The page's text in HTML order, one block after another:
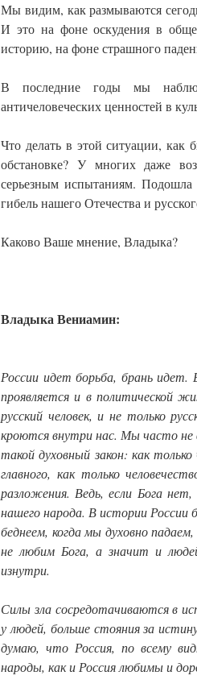
Мы видим, как размываются
И это на фоне оскудения в
историю, на фоне страшного
В последние годы мы
античеловеческих ценностей в
Что делать в этой ситуации, как
обстановке? У многих даже
серьезным испытаниям.
гибель нашего Отечества и
Каково Ваше мнение, Владыка?
Владыка Вениамин:
России идет борьба, брань идет.
проявляется и в политической
русский человек, и не только
кроются внутри нас. Мы часто не
такой духовный закон: как
главного, как только
разложения. Ведь, если Бога
нашего народа. В истории России
беднеем, когда мы духовно
не любим Бога, а значит и
изнутри.
Силы зла сосредотачиваются в
у людей, больше стояния за
думаю, что Россия, по всему
народы, как и Россия любимы и